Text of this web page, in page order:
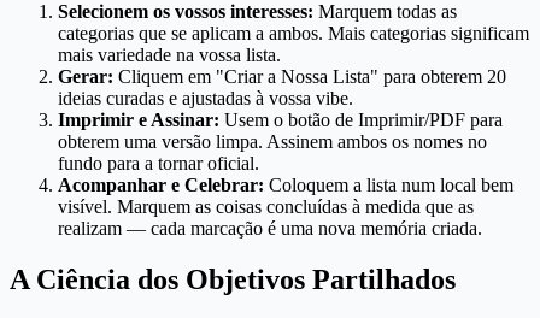
Selecionem os vossos interesses: Marquem todas as
categorias que se aplicam a ambos. Mais categorias significam
mais variedade na vossa lista.
Gerar: Cliquem em "Criar a Nossa Lista" para obterem 20
ideias curadas e ajustadas à vossa vibe.
Imprimir e Assinar: Usem o botão de Imprimir/PDF para
obterem uma versão limpa. Assinem ambos os nomes no
fundo para a tornar oficial.
Acompanhar e Celebrar: Coloquem a lista num local bem
visível. Marquem as coisas concluídas à medida que as
realizam — cada marcação é uma nova memória criada.
A Ciência dos Objetivos Partilhados